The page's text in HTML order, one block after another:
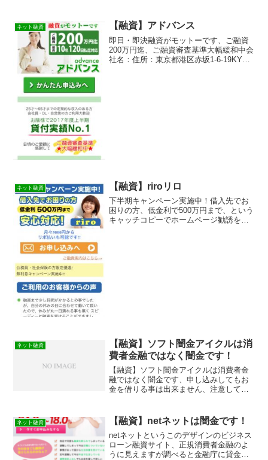
ネット融資 【融資】アドバンス
即日・即決融資がモットーです、ご融資
200万円迄、ご融資審査基準大幅緩和中会
社名：住所：東京都港区赤坂1-6-19KY溜
ネット融資 【融資】riroリロ
下半期キャンペーン実施中！借入先でお
困りの方、低金利で500万円まで、という
キャッチコピーでホームページ勧誘をし
ネット融資
【融資】ソフト闇金アイクルは消
費者金融ではなく闇金です！
【融資】ソフト闇金アイクルは消費者金
融ではなく闇金です、申し込みしてもお
金を借りる事は出来ません、注意してく
ネット融資 【融資】netネットは闇金です！
netネットというこのデザインのビジネス
ローン融資サイト、正規消費者金融のよ
うに見えますが 調べると金融庁に貸金業